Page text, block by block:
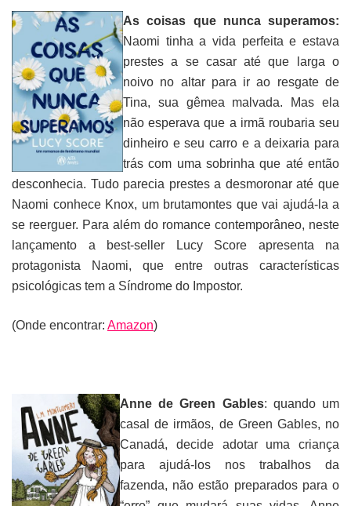
As coisas que nunca superamos:
Naomi tinha a vida perfeita e estava
prestes a se casar até que larga o
noivo no altar para ir ao resgate de
Tina, sua gêmea malvada. Mas ela
não esperava que a irmã roubaria seu
dinheiro e seu carro e a deixaria para
trás com uma sobrinha que até então
desconhecia. Tudo parecia prestes a desmoronar até que
Naomi conhece Knox, um brutamontes que vai ajudá-la a
se reerguer. Para além do romance contemporâneo, neste
lançamento a best-seller Lucy Score apresenta na
protagonista Naomi, que entre outras características
psicológicas tem a Síndrome do Impostor.
(Onde encontrar: Amazon)
Anne de Green Gables: quando um
casal de irmãos, de Green Gables, no
Canadá, decide adotar uma criança
para ajudá-los nos trabalhos da
fazenda, não estão preparados para o